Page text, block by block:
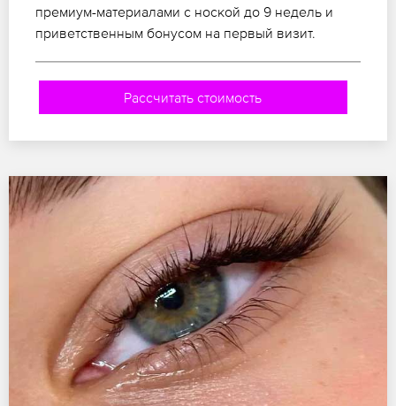
премиум-материалами с ноской до 9 недель и
приветственным бонусом на первый визит.
Рассчитать стоимость